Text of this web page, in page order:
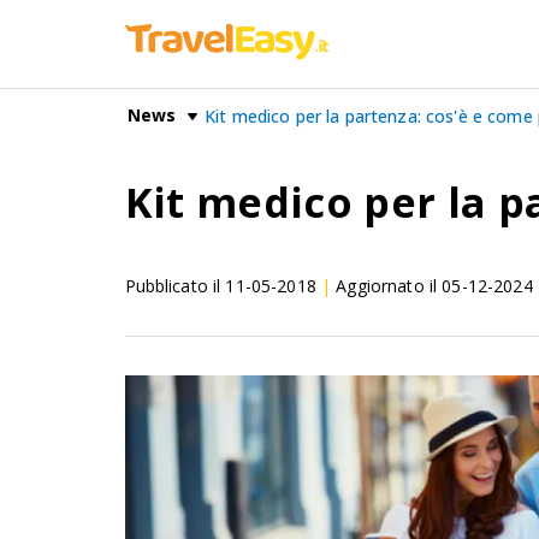
News Kit medico per la partenza: cos'è e come
Kit medico per la
Pubblicato il 11-05-2018 |Aggiornato il05-12-2024